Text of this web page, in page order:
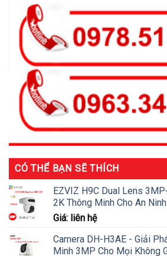
CÓ THỂ BẠN SẼ THÍCH
EZVIZ H9C Dual Lens
2K Thông Minh Cho An
Giá: liên hệ
Camera DH-H3AE - Giải
Minh 3MP Cho Mọi Không